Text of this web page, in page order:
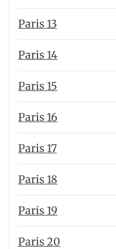
Paris 13
Paris 14
Paris 15
Paris 16
Paris 17
Paris 18
Paris 19
Paris 20